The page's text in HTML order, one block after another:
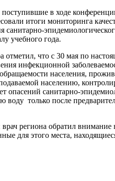
в ходе
итоги мониторинга
санитарно-
учебного года.
отметил, что с 30 мая по
инфекционной
населения,
населению,
опасений санитарно-
только после
региона обратил
для этого места,